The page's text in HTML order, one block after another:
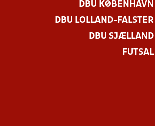
DBU KØBENHAVN
DBU LOLLAND-FALSTER
DBU SJÆLLAND
FUTSAL